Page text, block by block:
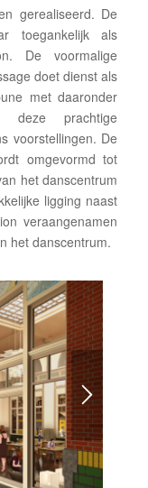
gerealiseerd. De
toegankelijk als
De voormalige
doet dienst als
met daaronder
deze prachtige
voorstellingen. De
omgevormd tot
het danscentrum
ligging naast
veraangenamen
het danscentrum.